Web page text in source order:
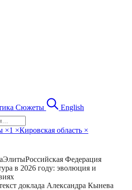
Сюжеты English
×1 ×Кировская область ×
ЭлитыРоссийская Федерация
в 2026 году: эволюция и
доклада Александра Кынева